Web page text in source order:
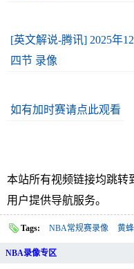
[英文解说-腾讯] 2025年
四节 录像
如有加时赛请点此观看
本站所有视频链接均跳转
用户提供导航服务。
Tags: NBA常规赛录像 黄
NBA录像专区